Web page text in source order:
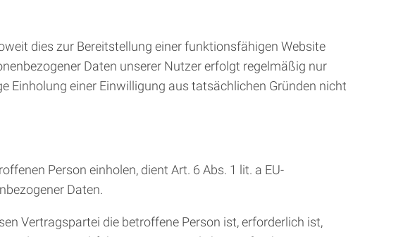
dies zur Bereitstellung einer funktionsfähigen Website
Daten unserer Nutzer erfolgt regelmäßig nur
Einholung einer Einwilligung aus tatsächlichen Gründen nicht
Person einholen, dient Art. 6 Abs. 1 lit. a EU-
Daten.
Vertragspartei die betroffene Person ist, erforderlich ist,